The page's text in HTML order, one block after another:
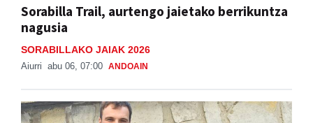
Sorabilla Trail, aurtengo jaietako berrikuntza
nagusia
SORABILLAKO JAIAK 2026
Aiurri abu 06, 07:00 ANDOAIN